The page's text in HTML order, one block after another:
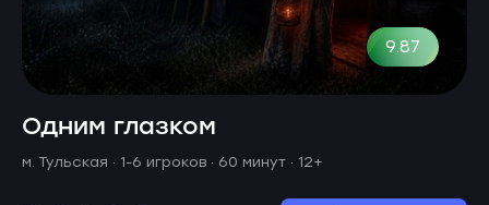
9.87
Одним глазком
м. Тульская · 1-6 игроков · 60 минут · 12+